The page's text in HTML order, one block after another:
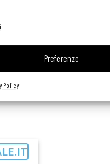
Preferenze
Policy